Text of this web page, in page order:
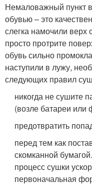
Немаловажный пункт
обувью – это
слегка намочили верх
просто протрите
обувь сильно
наступили в лужу,
следующих правил
никогда не сушите
(возле батареи или
предотвратить
перед тем как
скомканной
процесс сушки
первоначальная